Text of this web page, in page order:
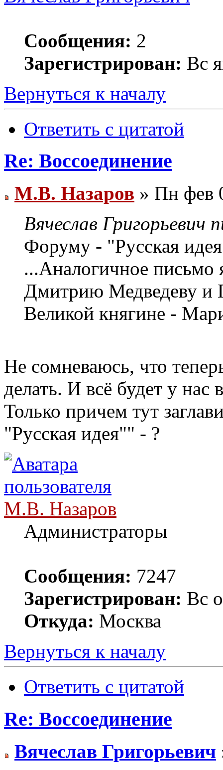
Сообщения: 2
Зарегистрирован: Вс
Вернуться к началу
Ответить с цитатой
Re: Воссоединение
М.В. Назаров » Пн фев
Вячеслав Григорьевич
Форуму - "Русская
...Аналогичное письмо
Дмитрию Медведеву и
Великой княгине -
Не сомневаюсь, что
делать. И всё будет у нас
Только причем тут
"Русская идея"" - ?
М.В. Назаров
Администраторы
Сообщения: 7247
Зарегистрирован: Вс
Откуда: Москва
Вернуться к началу
Ответить с цитатой
Re: Воссоединение
Вячеслав Григорьевич